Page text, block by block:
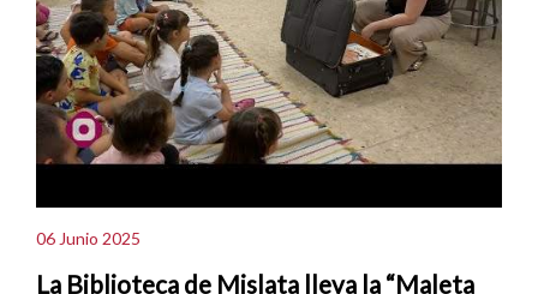
06 Junio 2025
La Biblioteca de Mislata lleva la “Maleta